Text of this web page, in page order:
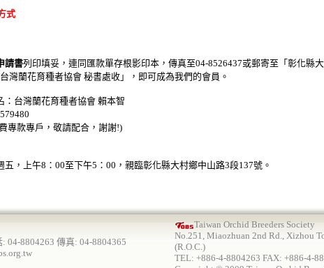
式
請書列印填妥，連同匯款單存根影印本，傳真至04-8526437或郵寄至「彰化縣
台灣蘭花育種者協會 秘書處收」，即可成為我們的會員。
：台灣蘭花育種者協會 賴本智
專款專戶，敬請配合，謝謝!)
五，上午8：00至下午5：00，親臨彰化縣大村鄉中山路3段137號。
04-8804263 傳真: 04-8804365
Taiwan Orchid Breeders Society
No.251, Miaozhuan 2nd Rd., Xizhou
(R.O.C.)
TEL: +886-4-8804263 FAX: +886-4-